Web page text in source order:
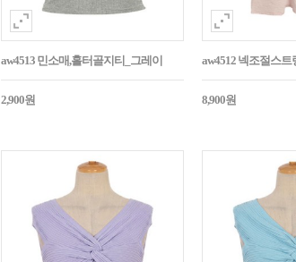
aw4513 민소매,홀터골지티_그레이
2,900원
aw4512 넥조절스
8,900원